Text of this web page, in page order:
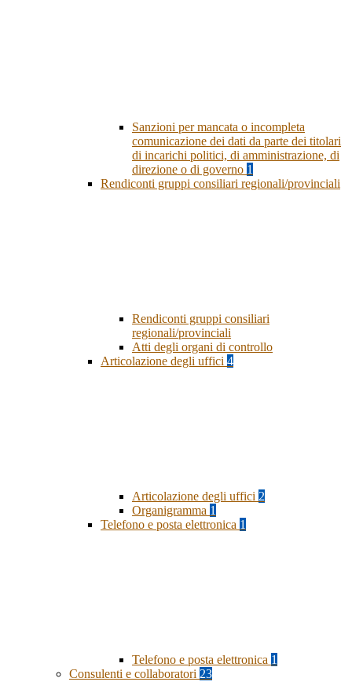
Sanzioni per mancata o incompleta
comunicazione dei dati da parte dei titolari
di incarichi politici, di amministrazione, di
direzione o di governo 1
Rendiconti gruppi consiliari regionali/provinciali
Rendiconti gruppi consiliari
regionali/provinciali
Atti degli organi di controllo
Articolazione degli uffici 4
Articolazione degli uffici 2
Organigramma 1
Telefono e posta elettronica 1
Telefono e posta elettronica 1
Consulenti e collaboratori 23